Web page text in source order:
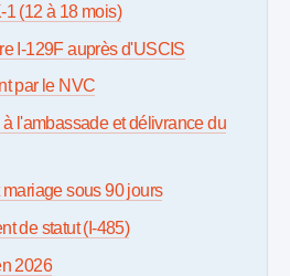
1 (12 à 18 mois)
I-129F auprès d'USCIS
par le NVC
à l'ambassade et délivrance du
mariage sous 90 jours
de statut (I-485)
2026